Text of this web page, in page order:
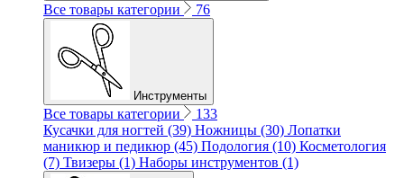
Все товары категории 76
Инструменты
Все товары категории
133
Кусачки для ногтей (39) Ножницы (30) Лопатки
маникюр и педикюр (45) Подология (10) Косметология
(7) Твизеры (1) Наборы инструментов (1)